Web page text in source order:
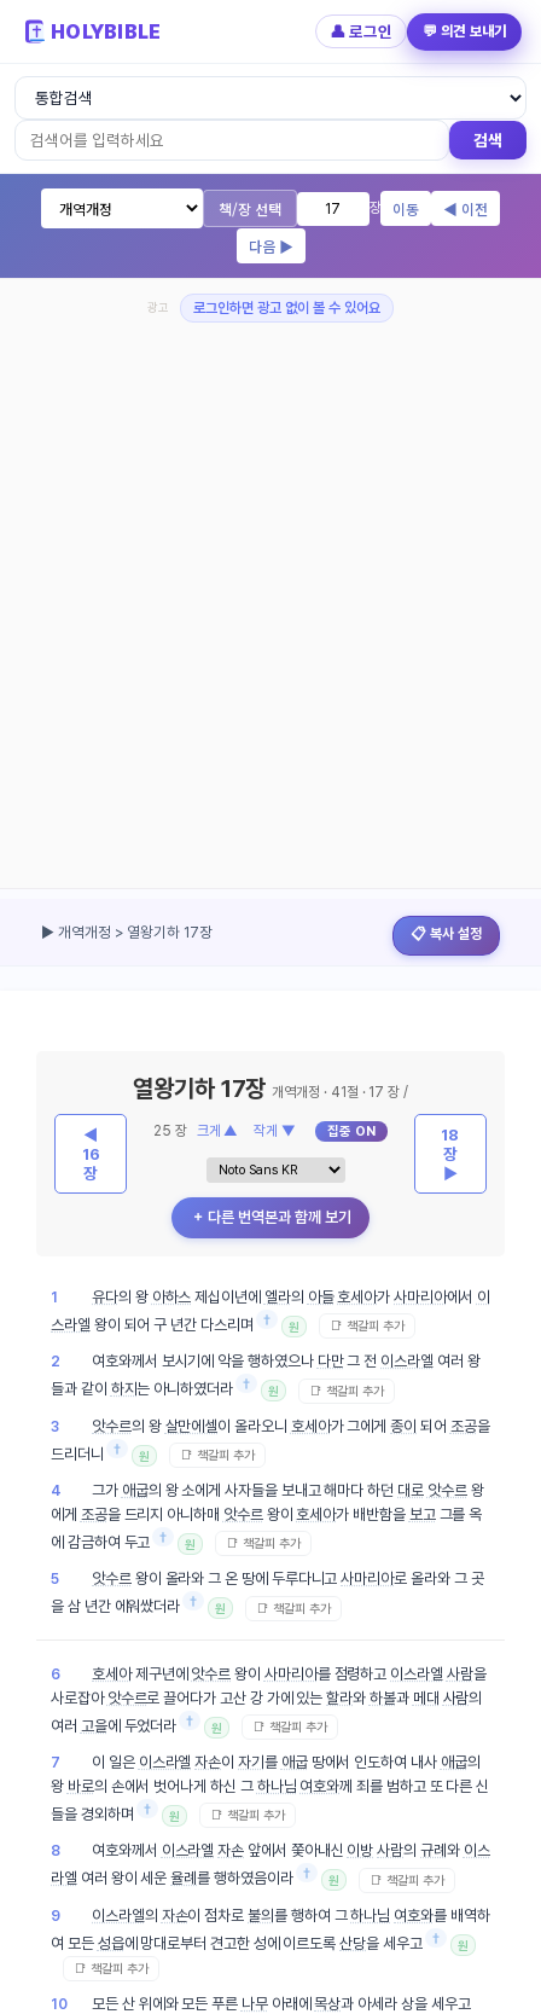
HOLYBIBLE 👤 로그인 💬 의견 보내기
성경읽기 - 개역개정 개역한글 NIV KJV
검색
책/장 선택 장 이동
◀ 이전
다음 ▶
광고 로그인하면 광고 없이 볼 수 있어요
▶ 개역개정 > 열왕기하 17장 📋 복사 설정
◀
16
장
열왕기하 17장개역개정 · 41절 · 17 장 /
25 장 크게 ▲ 작게 ▼ 집중 ON
＋ 다른 번역본과 함께 보기
18
장
▶
1 유다의 왕 아하스 제십이년에 엘라의 아들호세아가사마리아에서 이
스라엘 왕이 되어 구 년간 다스리며 † 원 📑 책갈피 추가
2 여호와께서 보시기에 악을 행하였으나 다만그 전 이스라엘 여러 왕
들과 같이 하지는 아니하였더라 † 원 📑 책갈피 추가
3 앗수르의 왕 살만에셀이 올라오니 호세아가 그에게종이 되어 조공을
드리더니
† 원 📑 책갈피 추가
4 그가 애굽의 왕 소에게 사자들을 보내고 해마다 하던 대로 앗수르 왕
에게 조공을 드리지 아니하매 앗수르 왕이 호세아가 배반함을 보고 그를 옥
에 감금하여 두고 † 원 📑 책갈피 추가
5 앗수르왕이 올라와 그 온 땅에 두루다니고사마리아로 올라와 그 곳
을 삼 년간 에워쌌더라 † 원 📑 책갈피 추가
6 호세아제구년에 앗수르 왕이 사마리아를 점령하고 이스라엘 사람을
사로잡아 앗수르로 끌어다가 고산 강 가에 있는할라와 하볼과 메대 사람의
여러 고을에 두었더라 † 원 📑 책갈피 추가
7 이 일은 이스라엘 자손이자기 를 애굽땅에서 인도하여 내사 애굽의
왕 바로의 손에서 벗어나게 하신 그 하나님 여호와께 죄를 범하고 또 다른 신
들을 경외하며
† 원 📑 책갈피 추가
8 여호와께서 이스라엘 자손 앞에서 쫓아내신 이방 사람의규례 와 이스
라엘 여러 왕이 세운율례를 행하였음이라 † 원 📑 책갈피 추가
9 이스라엘의 자손이 점차로불의를 행하여 그하나님 여호와를 배역하
여 모든 성읍에 망대로부터 견고한 성에 이르도록산당을 세우고 † 원
📑 책갈피 추가
10 모든 산 위에와 모든 푸른 나무아래에목상과 아세라 상을 세우고